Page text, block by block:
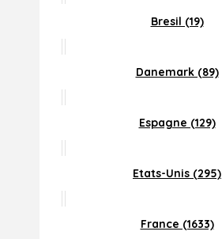
Bresil (19)
Danemark (89)
Espagne (129)
Etats-Unis (295)
France (1633)